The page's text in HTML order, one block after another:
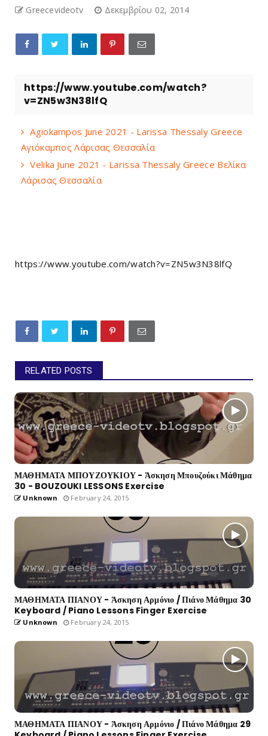
Greecevideotv Δεκεμβρίου 02, 2014
https://www.youtube.com/watch?
v=ZN5w3N38lfQ
Agiokampos June 2021 - Larissa Thessaly Greece
Αγιόκαμπος Λάρισας Θεσσαλία
Velika June 2021 - Larissa Thessaly Greece Βελίκα
Λάρισας Θεσσαλία
https://www.youtube.com/watch?v=ZN5w3N38lfQ
RELATED POSTS
ΜΑΘΗΜΑΤΑ ΜΠΟΥΖΟΥΚΙΟΥ - Άσκηση Μπουζούκι Μάθημα
30 - BOUZOUKI LESSONS Exercise
Unknown February 24, 2015
ΜΑΘΗΜΑΤΑ ΠΙΑΝΟΥ - Άσκηση Αρμόνιο / Πιάνο Μάθημα 30
Keyboard / Piano Lessons Finger Exercise
Unknown February 24, 2015
ΜΑΘΗΜΑΤΑ ΠΙΑΝΟΥ - Άσκηση Αρμόνιο / Πιάνο Μάθημα 29